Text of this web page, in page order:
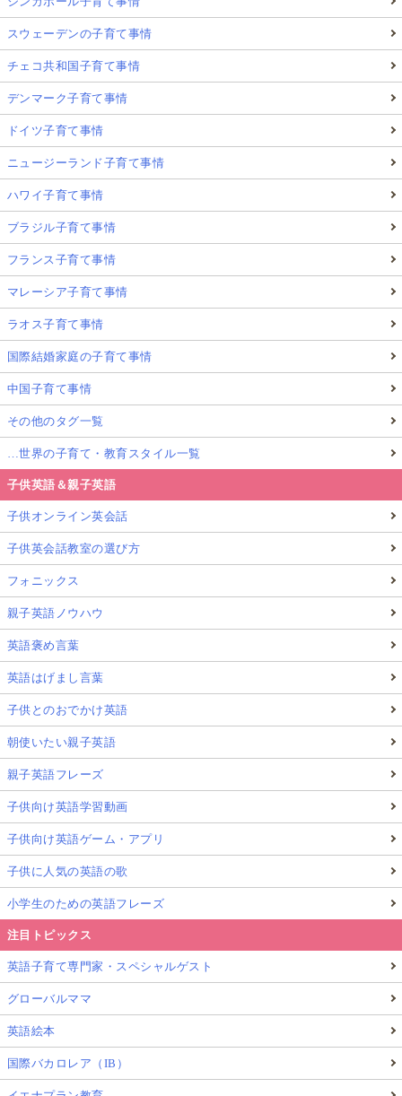
スウェーデンの子育て事情
チェコ共和国子育て事情
デンマーク子育て事情
ドイツ子育て事情
ニュージーランド子育て事情
ハワイ子育て事情
ブラジル子育て事情
フランス子育て事情
マレーシア子育て事情
ラオス子育て事情
国際結婚家庭の子育て事情
中国子育て事情
その他のタグ一覧
…世界の子育て・教育スタイル一覧
子供英語＆親子英語
子供オンライン英会話
子供英会話教室の選び方
フォニックス
親子英語ノウハウ
英語褒め言葉
英語はげまし言葉
子供とのおでかけ英語
朝使いたい親子英語
親子英語フレーズ
子供向け英語学習動画
子供向け英語ゲーム・アプリ
子供に人気の英語の歌
小学生のための英語フレーズ
注目トピックス
英語子育て専門家・スペシャルゲスト
グローバルママ
英語絵本
国際バカロレア（IB）